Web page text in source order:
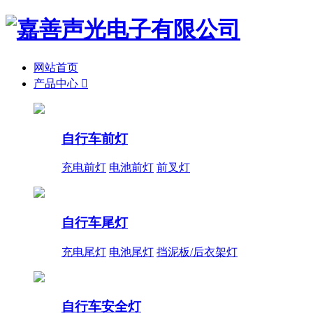
网站首页
产品中心 
自行车前灯
充电前灯 电池前灯 前叉灯
自行车尾灯
充电尾灯 电池尾灯 挡泥板/后衣架灯
自行车安全灯